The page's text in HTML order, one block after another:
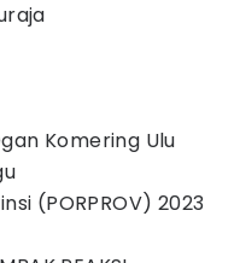
Komering Ulu
(PORPROV) 2023